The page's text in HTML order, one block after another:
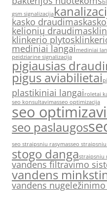
gsm signalizacija
kasko draudimas
kelionių draudimas
klinkerio plytos
mediniai langai mediniai
peidziarine signalizacija
pigiausias
pigus aviabilietai
plastikiniai langai roletai
seo konsultavimasseo optimizacija
seo
seo paslaugos
seo straipsniu rasymasseo
stogo dangastraipsniu
vandens filtravimo
vandens
vandens